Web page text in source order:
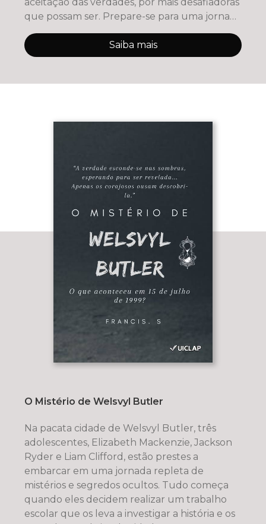
que possam ser. Prepare-se para uma jornada
de
Saiba mais
O Mistério de Welsvyl Butler
Na pacata cidade de Welsvyl Butler, três
adolescentes, Elizabeth Mackenzie, Jackson
Ryder e Liam Clifford, estão prestes a
embarcar em uma jornada repleta de
mistérios e segredos ocultos. Tudo começa
quando eles decidem realizar um trabalho
escolar que os leva a investigar a história e os